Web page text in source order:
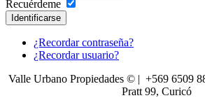
Recuérdeme
Identificarse
¿Recordar contraseña?
¿Recordar usuario?
Valle Urbano Propiedades © | +569 6509
Pratt 99, Curicó